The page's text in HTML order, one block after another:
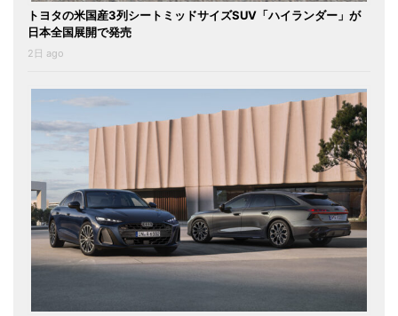
トヨタの米国産3列シートミッドサイズSUV「ハイランダー」が
日本全国展開で発売
2日 ago